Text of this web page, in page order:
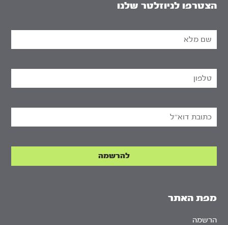
מפת האתר
הרשמה
הצטרפו לניוזלטר שלנו